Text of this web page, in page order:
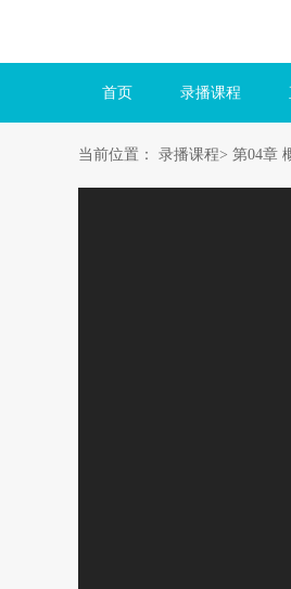
首页 录播课程
当前位置： 录播课程> 第04章